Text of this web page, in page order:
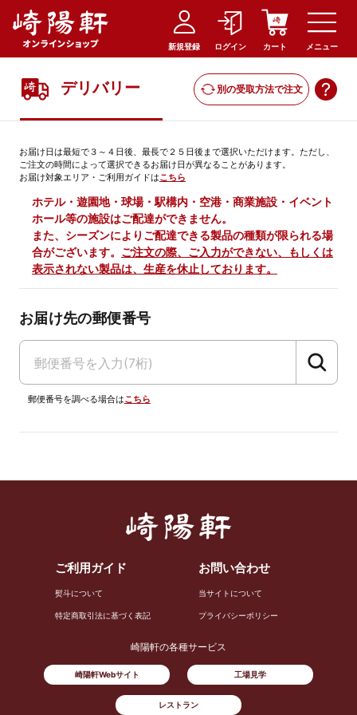
新規登録 ログイン カート メニュー
デリバリー 別の受取方法で注文
お届け日は最短で３～４日後、最長で２５日後まで選択いただけます。ただし、
ご注文の時間によって選択できるお届け日が異なることがあります。
お届け対象エリア・ご利用ガイドはこちら
ホテル・遊園地・球場・駅構内・空港・商業施設・イベント
ホール等の施設はご配達ができません。
また、シーズンによりご配達できる製品の種類が限られる場
合がございます。 ご注文の際、ご入力ができない、もしくは
表示されない製品は、生産を休止しております。
お届け先の郵便番号
郵便番号を調べる場合はこちら
ご利用ガイド お問い合わせ
熨斗について 当サイトについて
特定商取引法に基づく表記 プライバシーポリシー
崎陽軒の各種サービス
崎陽軒Webサイト 工場見学
レストラン